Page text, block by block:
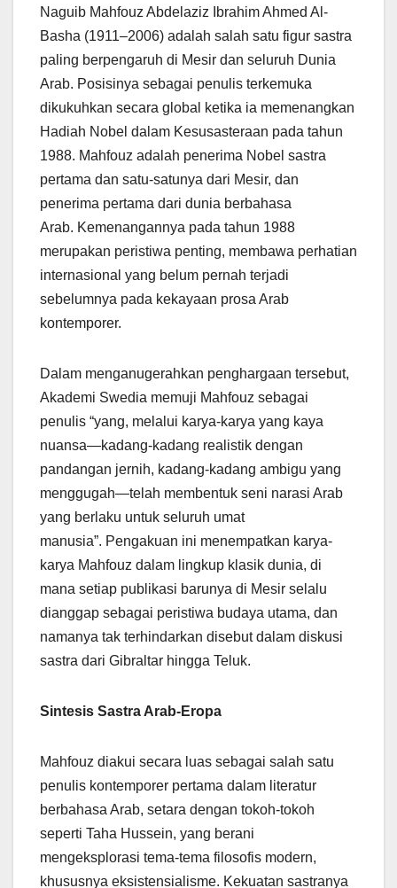
Naguib Mahfouz Abdelaziz Ibrahim Ahmed Al-
Basha (1911–2006) adalah salah satu figur sastra
paling berpengaruh di Mesir dan seluruh Dunia
Arab. Posisinya sebagai penulis terkemuka
dikukuhkan secara global ketika ia memenangkan
Hadiah Nobel dalam Kesusasteraan pada tahun
1988. Mahfouz adalah penerima Nobel sastra
pertama dan satu-satunya dari Mesir, dan
penerima pertama dari dunia berbahasa
Arab. Kemenangannya pada tahun 1988
merupakan peristiwa penting, membawa perhatian
internasional yang belum pernah terjadi
sebelumnya pada kekayaan prosa Arab
kontemporer.
Dalam menganugerahkan penghargaan tersebut,
Akademi Swedia memuji Mahfouz sebagai
penulis “yang, melalui karya-karya yang kaya
nuansa—kadang-kadang realistik dengan
pandangan jernih, kadang-kadang ambigu yang
menggugah—telah membentuk seni narasi Arab
yang berlaku untuk seluruh umat
manusia”. Pengakuan ini menempatkan karya-
karya Mahfouz dalam lingkup klasik dunia, di
mana setiap publikasi barunya di Mesir selalu
dianggap sebagai peristiwa budaya utama, dan
namanya tak terhindarkan disebut dalam diskusi
sastra dari Gibraltar hingga Teluk.
Sintesis Sastra Arab-Eropa
Mahfouz diakui secara luas sebagai salah satu
penulis kontemporer pertama dalam literatur
berbahasa Arab, setara dengan tokoh-tokoh
seperti Taha Hussein, yang berani
mengeksplorasi tema-tema filosofis modern,
khususnya eksistensialisme. Kekuatan sastranya